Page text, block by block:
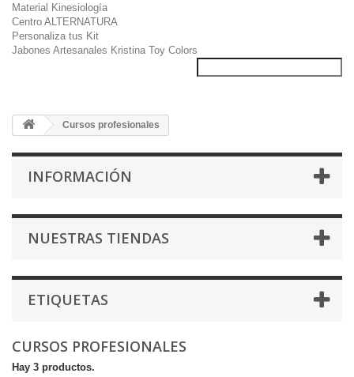
Material Kinesiología
Centro ALTERNATURA
Personaliza tus Kit
Jabones Artesanales Kristina Toy Colors
Cursos profesionales
INFORMACIÓN
NUESTRAS TIENDAS
ETIQUETAS
CURSOS PROFESIONALES
Hay 3 productos.